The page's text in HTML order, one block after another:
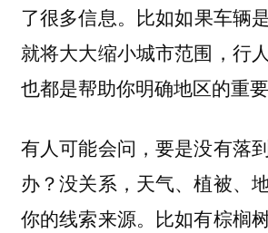
了很多信息。 比如如果车辆
就将大大缩小城市范围，行
也都是帮助你明确地区的重要
有人可能会问，要是没有落
办？没关系，天气、植被、
你的线索来源。比如有棕榈